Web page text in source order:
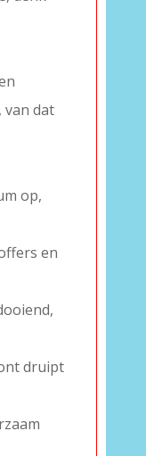
van dat
op,
en
druipt